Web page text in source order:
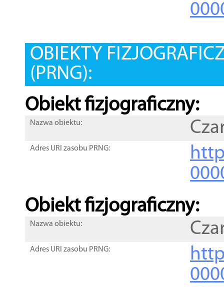
OBIEKTY
(PRNG):
Obiekt fizjograficzny:
Nazwa obiektu:
Adres URI zasobu PRNG:
Obiekt fizjograficzny:
Nazwa obiektu:
Adres URI zasobu PRNG: